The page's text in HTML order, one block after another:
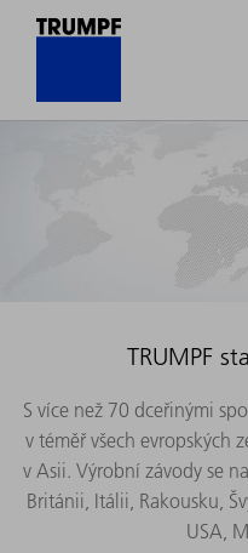
TRUMPF
S více než 70 dceřinými
v téměř všech evropských
v Asii. Výrobní závody se
Británii, Itálii, Rakousku,
USA,